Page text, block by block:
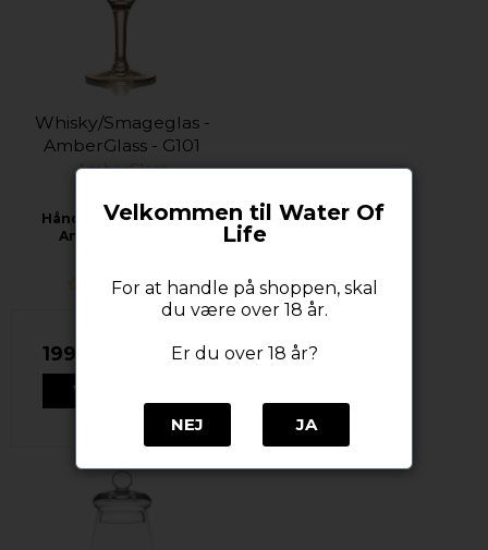
Whisky/Smageglas -
AmberGlass - G101
AmberGlass
Håndlavet whiskyglas
AmberGlass G101
199,00 DKK
VIS PRODUKT
Velkommen til Water Of
Life
For at handle på shoppen, skal
du være over 18 år.
Er du over 18 år?
NEJ JA